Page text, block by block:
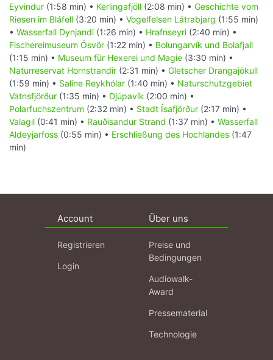
Eyvindur (1:58 min) • Kerlingafjöll (2:08 min) • Geschichte vom
Riesen im Bláfell (3:20 min) • Vogelfelsen Látrabjarg (1:55 min)
• Wasserfall Dynjandi (1:26 min) • Hrafnseyri (2:40 min) •
Fischereimuseum Ósvör (1:22 min) • Bolungarvík und Bolafjall
(1:15 min) • Museum für Hexerei und Magie (3:30 min) •
Naturreservat Hornstrandir (2:31 min) • Gletscher Drangajökull
(1:59 min) • Saline Reykhólar (1:40 min) • Naturschutzgebiet
Vatnsfjörður (1:35 min) • Djúpavík (2:00 min) •
Polarfuchszentrum (2:32 min) • Stadt Ísafjörður (2:17 min) •
Valagil (0:41 min) • Rauðisandur Strand (1:37 min) • Wasserfall
Aldeyjarfoss (0:55 min) • Erschließung des Hochlandes (1:47
min)
Account
Registrieren
Login
Über uns
Preise und
Bedingungen
Audiowalk-
Award
Pressematerial
Technologie